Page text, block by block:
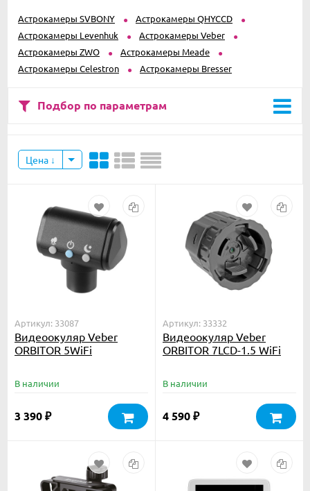
Астрокамеры SVBONY
Астрокамеры QHYCCD
Астрокамеры Levenhuk
Астрокамеры Veber
Астрокамеры ZWO
Астрокамеры Meade
Астрокамеры Celestron
Астрокамеры Bresser
Подбор по параметрам
Цена
Артикул: 33087
Видеоокуляр Veber
ORBITOR 5WiFi
В наличии
3 390 ₽
Артикул: 33332
Видеоокуляр Veber
ORBITOR 7LCD-1.5 WiFi
В наличии
4 590 ₽